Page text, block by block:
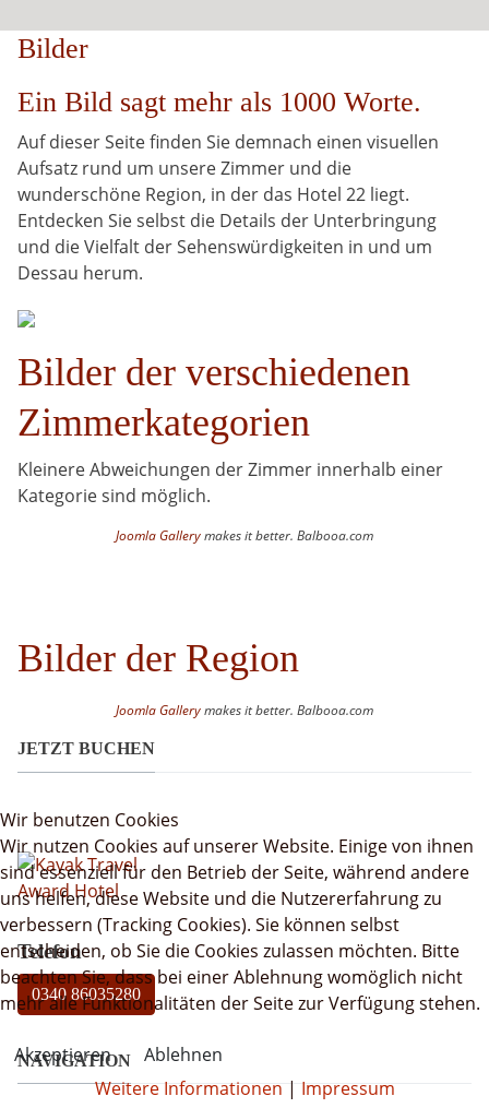
Bilder
Ein Bild sagt mehr als 1000 Worte.
Auf dieser Seite finden Sie demnach einen visuellen
Aufsatz rund um unsere Zimmer und die
wunderschöne Region, in der das Hotel 22 liegt.
Entdecken Sie selbst die Details der Unterbringung
und die Vielfalt der Sehenswürdigkeiten in und um
Dessau herum.
Bilder der verschiedenen
Zimmerkategorien
Kleinere Abweichungen der Zimmer innerhalb einer
Kategorie sind möglich.
Joomla Gallerymakes it better. Balbooa.com
Bilder der Region
Joomla Gallerymakes it better. Balbooa.com
JETZT BUCHEN
Telefon
0340 86035280
NAVIGATION
Wir benutzen Cookies
Wir nutzen Cookies auf unserer Website. Einige von ihnen
sind essenziell für den Betrieb der Seite, während andere
uns helfen, diese Website und die Nutzererfahrung zu
verbessern (Tracking Cookies). Sie können selbst
entscheiden, ob Sie die Cookies zulassen möchten. Bitte
beachten Sie, dass bei einer Ablehnung womöglich nicht
mehr alle Funktionalitäten der Seite zur Verfügung stehen.
Akzeptieren
Ablehnen
Weitere Informationen | Impressum